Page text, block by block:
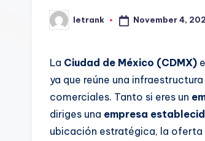
Posted
by
letrank November 4,
La Ciudad de México (CDMX)
ya que reúne una
comerciales. Tanto si eres un
diriges una empresa
ubicación estratégica, la oferta